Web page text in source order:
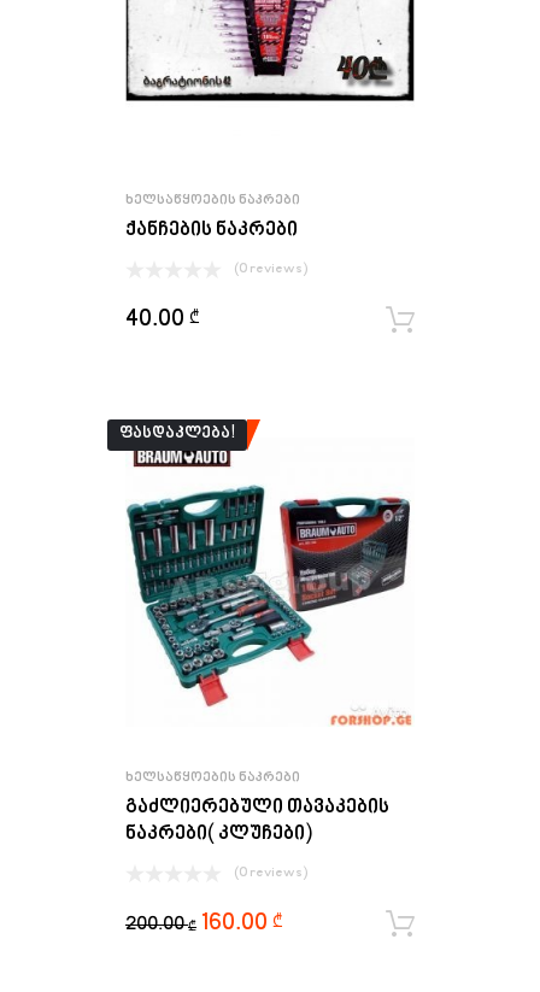
ᲮᲔᲚᲡᲐᲬᲧᲝᲔᲑᲘᲡ ᲜᲐᲙᲠᲔᲑᲘ
ქანჩების ნაკრები
(0 reviews)
40.00 ₾
ᲤᲐᲡᲓᲐᲙᲚᲔᲑᲐ!
ᲮᲔᲚᲡᲐᲬᲧᲝᲔᲑᲘᲡ ᲜᲐᲙᲠᲔᲑᲘ
გაძლიერებული თავაკების
ნაკრები( კლუჩები)
(0 reviews)
200.00₾ 160.00 ₾